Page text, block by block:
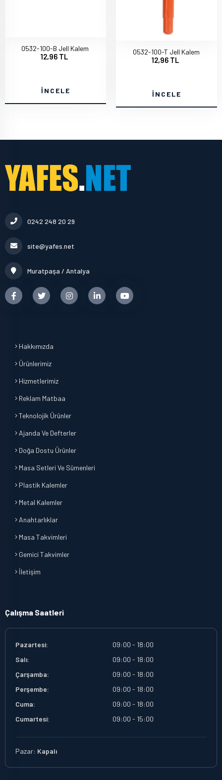
0532-100-B Jell Kalem
12,96 TL
İNCELE
0532-100-T Jell Kalem
12,96 TL
İNCELE
0242 248 20 29
site@yafes.net
Muratpaşa / Antalya
Hakkımızda
Ürünlerimiz
Hizmetlerimiz
Reklam Matbaa
Teknolojik Ürünler
Ajanda Ve Defterler
Doğa Dostu Ürünler
Masa Setleri Ve Sümenleri
Plastik Kalemler
Metal Kalemler
Anahtarlıklar
Masa Takvimleri
Gemici Takvimler
İletişim
Çalışma Saatleri
Pazartesi:
09:00 - 18:00
Salı:
09:00 - 18:00
Çarşamba:
09:00 - 18:00
Perşembe:
09:00 - 18:00
Cuma:
09:00 - 18:00
Cumartesi:
09:00 - 15:00
Pazar: Kapalı